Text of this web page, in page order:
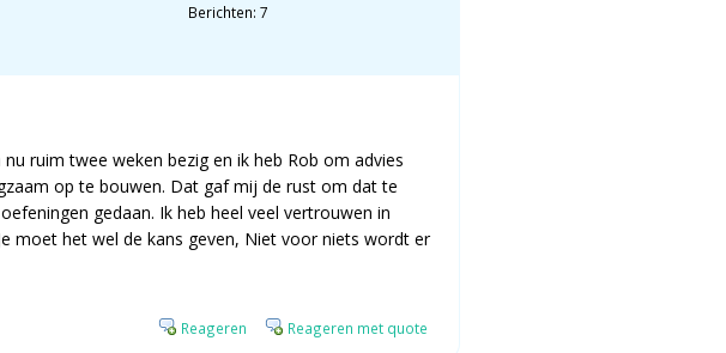
Berichten: 7
ruim twee weken bezig en ik heb Rob om advies
op te bouwen. Dat gaf mij de rust om dat te
gedaan. Ik heb heel veel vertrouwen in
moet het wel de kans geven, Niet voor niets wordt er
Reageren Reageren met quote